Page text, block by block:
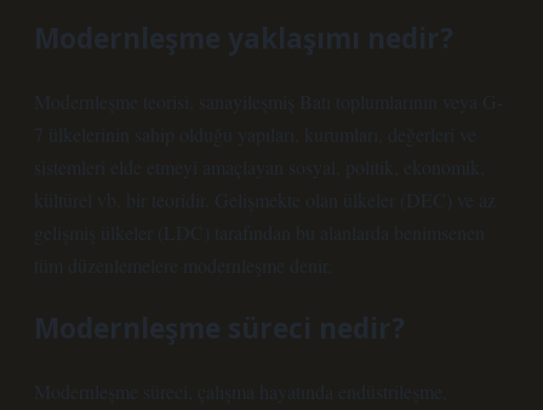
Modernleşme yaklaşımı nedir?
Modernleşme teorisi, sanayileşmiş Batı toplumlarının veya G-
7 ülkelerinin sahip olduğu yapıları, kurumları, değerleri ve
sistemleri elde etmeyi amaçlayan sosyal, politik, ekonomik,
kültürel vb. bir teoridir. Gelişmekte olan ülkeler (DEC) ve az
gelişmiş ülkeler (LDC) tarafından bu alanlarda benimsenen
tüm düzenlemelere modernleşme denir.
Modernleşme süreci nedir?
Modernleşme süreci, çalışma hayatında endüstrileşme,